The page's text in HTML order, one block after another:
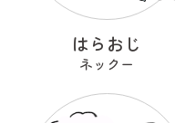
はらおじ
ネックー